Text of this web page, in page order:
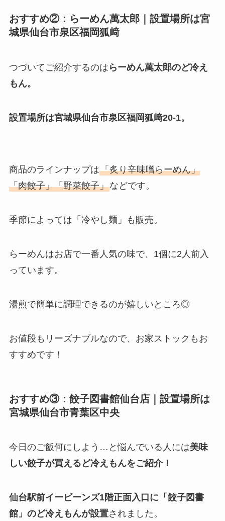
おすすめ②：らーめん萬太郎｜設置場所は宮
城県仙台市泉区福岡狐﨑
つづいてご紹介するのは らーめん萬太郎のど冷え
もん。
設置場所は宮城県仙台市泉区福岡狐﨑20-1。
商品のラインナップは「炙り辛味噌らーめん」
「肉餃子」「野菜餃子」などです。
季節によっては「冷やし麺」も販売。
らーめんはお店で一番人気の味で、1個に2人前入
っています。
湯煎で簡単に調理できるのが嬉しいところ◎
お値段もリーズナブルなので、お家ストックもお
すすめです！
おすすめ③：餃子図書館仙台店｜設置場所は
宮城県仙台市青葉区中央
今日のご飯何にしよう…と悩んでいる人には美味
しい餃子が買えるど冷えもんをご紹介！
仙台駅前イービーンズ1階正面入口に「餃子図書
館」のど冷えもんが設置されました。